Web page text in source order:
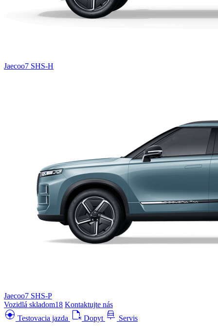
Jaecoo7 SHS-H
Jaecoo7 SHS-P
Vozidlá skladom18 Kontaktujte nás
search_hands_free Testovacia jazda file_open Dopyt car_repair Servis